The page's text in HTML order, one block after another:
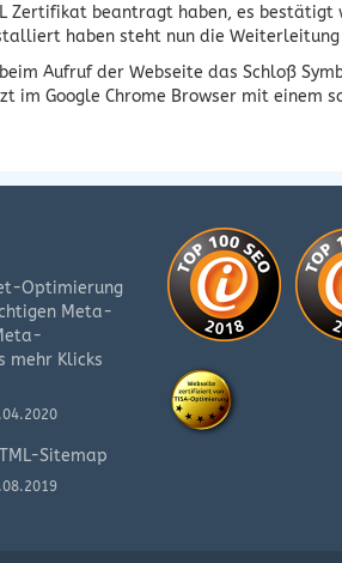
Zertifikat beantragt haben, es
haben steht nun die
Aufruf der Webseite das Schloß
im Google Chrome Browser mit einem
Optimierung
Meta-
mehr Klicks
Sitemap